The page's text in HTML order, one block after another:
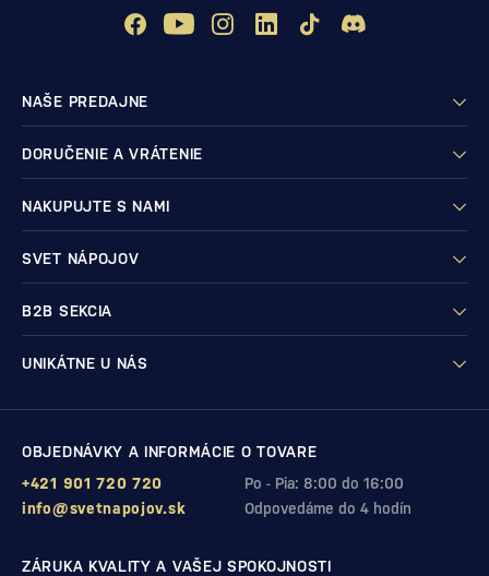
NAŠE PREDAJNE
DORUČENIE A VRÁTENIE
NAKUPUJTE S NAMI
SVET NÁPOJOV
B2B SEKCIA
UNIKÁTNE U NÁS
OBJEDNÁVKY A INFORMÁCIE O TOVARE
Po - Pia: 8:00 do 16:00
+421 901 720 720
Odpovedáme do 4 hodín
info@svetnapojov.sk
ZÁRUKA KVALITY A VAŠEJ SPOKOJNOSTI